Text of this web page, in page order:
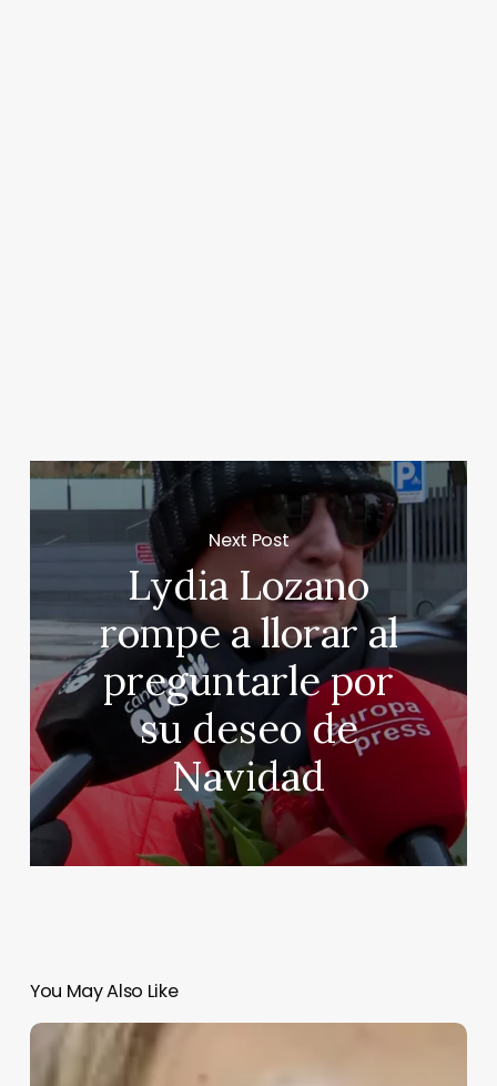
Next Post
Lydia Lozano
rompe a llorar al
preguntarle por
su deseo de
Navidad
You May Also Like
Alejandra